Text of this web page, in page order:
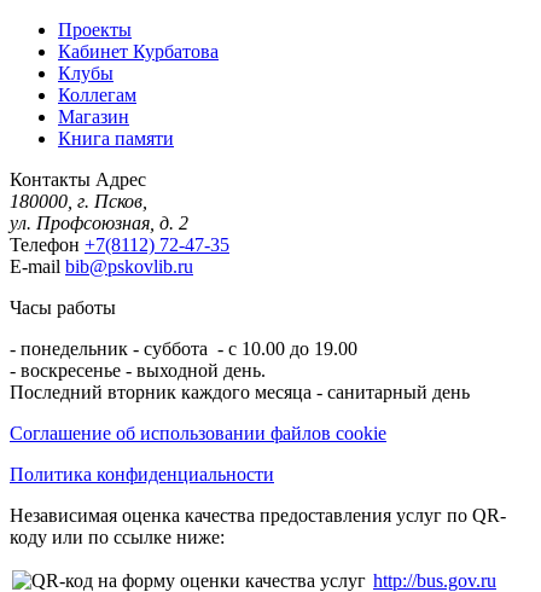
Проекты
Кабинет Курбатова
Клубы
Коллегам
Магазин
Книга памяти
Контакты Адрес
180000, г. Псков,
ул. Профсоюзная, д. 2
Телефон +7(8112) 72-47-35
E-mail bib@pskovlib.ru
Часы работы
- понедельник - суббота - с 10.00 до 19.00
- воскресенье - выходной день.
Последний вторник каждого месяца - санитарный день
Соглашение об использовании файлов cookie
Политика конфиденциальности
Независимая оценка качества предоставления услуг по QR-
коду или по ссылке ниже:
http://bus.gov.ru